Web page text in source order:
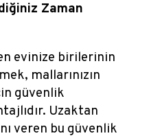
Zaman
evinize birilerinin
mallarınızın
güvenlik
Uzaktan
veren bu güvenlik